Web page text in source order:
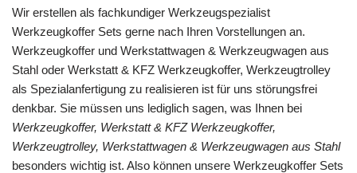
Wir erstellen als fachkundiger Werkzeugspezialist
Werkzeugkoffer Sets gerne nach Ihren Vorstellungen an.
Werkzeugkoffer und Werkstattwagen & Werkzeugwagen aus
Stahl oder Werkstatt & KFZ Werkzeugkoffer, Werkzeugtrolley
als Spezialanfertigung zu realisieren ist für uns störungsfrei
denkbar. Sie müssen uns lediglich sagen, was Ihnen bei
Werkzeugkoffer, Werkstatt & KFZ Werkzeugkoffer,
Werkzeugtrolley, Werkstattwagen & Werkzeugwagen aus Stahl
besonders wichtig ist. Also können unsere Werkzeugkoffer Sets